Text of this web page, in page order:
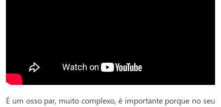
É um osso par, muito complexo, é importante porque no seu